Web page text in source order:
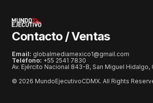
Contacto / Ventas
Email: globalmediamexico1@gmail.com
Teléfono: +55 2541 7830
Av. Ejército Nacional 843-B, San Miguel Hidalgo,
© 2026 MundoEjecutivoCDMX. All Rights